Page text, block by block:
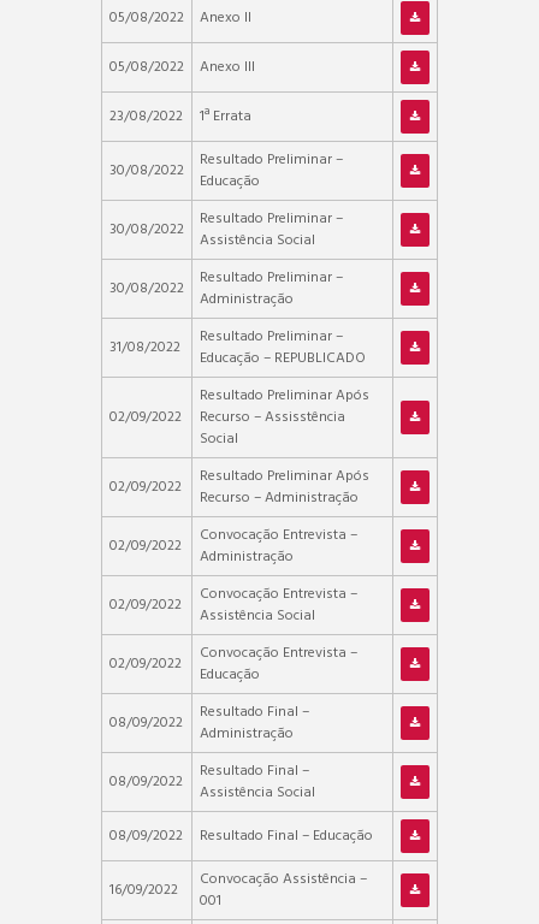
05/08/2022 Anexo II
05/08/2022 Anexo III
23/08/2022 1ª Errata
30/08/2022
Resultado Preliminar –
Educação
30/08/2022
Resultado Preliminar –
Assistência Social
30/08/2022
Resultado Preliminar –
Administração
31/08/2022
Resultado Preliminar –
Educação – REPUBLICADO
02/09/2022
Resultado Preliminar Após
Recurso – Assisstência
Social
02/09/2022
Resultado Preliminar Após
Recurso – Administração
02/09/2022
Convocação Entrevista –
Administração
02/09/2022
Convocação Entrevista –
Assistência Social
02/09/2022
Convocação Entrevista –
Educação
08/09/2022
Resultado Final –
Administração
08/09/2022
Resultado Final –
Assistência Social
08/09/2022
Resultado Final – Educação
16/09/2022
Convocação Assistência –
001